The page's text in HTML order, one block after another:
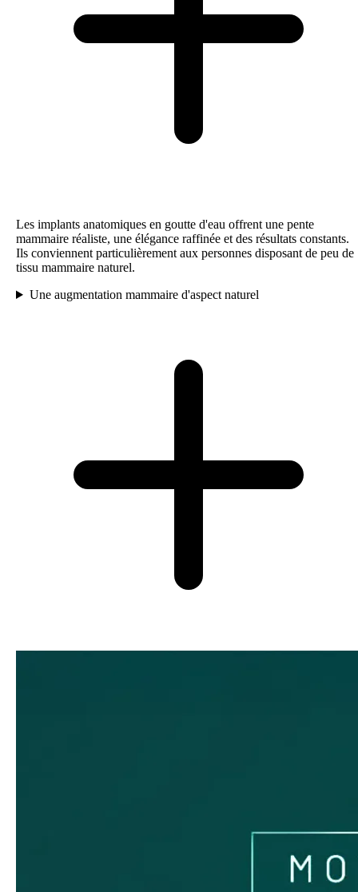
Les implants anatomiques en goutte d'eau offrent une pente
mammaire réaliste, une élégance raffinée et des résultats constants.
Ils conviennent particulièrement aux personnes disposant de peu de
tissu mammaire naturel.
Une augmentation mammaire d'aspect naturel